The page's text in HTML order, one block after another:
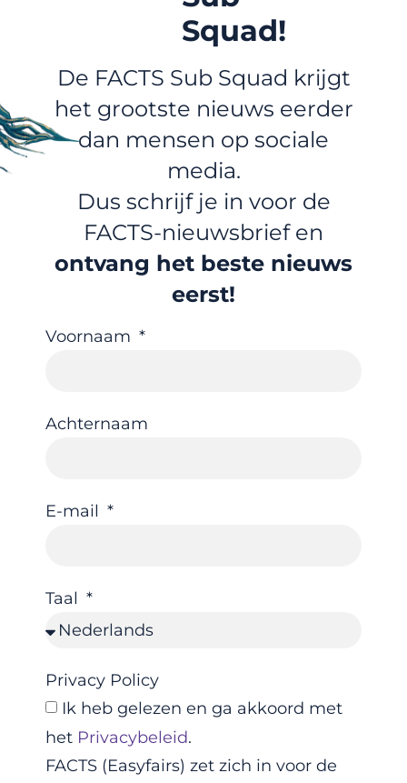
Squad!
De FACTS Sub Squad krijgt
het grootste nieuws eerder
dan mensen op sociale
media.
Dus schrijf je in voor de
FACTS-nieuwsbrief en
ontvang het beste nieuws
eerst!
Voornaam
Achternaam
E-mail
Taal
Privacy Policy
Ik heb gelezen en ga akkoord met
het Privacybeleid.
FACTS (Easyfairs) zet zich in voor de